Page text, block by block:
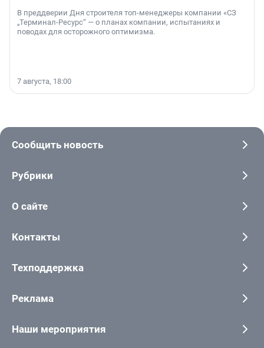
В преддверии Дня строителя топ-менеджеры компании «СЗ
„Терминал-Ресурс“ — о планах компании, испытаниях и
поводах для осторожного оптимизма.
7 августа, 18:00
Сообщить новость
Рубрики
О сайте
Контакты
Техподдержка
Реклама
Наши мероприятия